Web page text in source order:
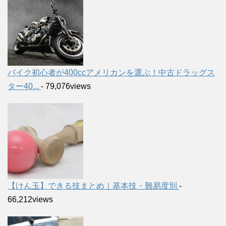
バイク初心者が400ccアメリカンを選ぶ！中古ドラッグス
ター40... - 79,076views
【けん玉】できる技まとめ｜基本技・難易度別 -
66,212views